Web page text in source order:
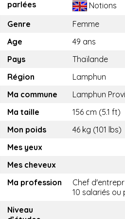
parlées
Notions
Genre
Femme
Age
49 ans
Pays
Thaïlande
Région
Lamphun
Ma commune
Lamphun
Ma taille
156 cm (5.1 ft)
Mon poids
46 kg (101 lbs)
Mes yeux
Mes cheveux
Ma profession
Chef
10 salariés ou
Niveau